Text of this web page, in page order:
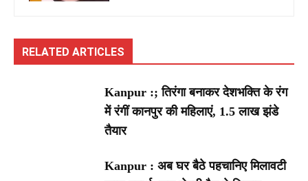
RELATED ARTICLES
Kanpur :; तिरंगा बनाकर देशभक्ति के रंग
में रंगीं कानपुर की महिलाएं, 1.5 लाख झंडे
तैयार
Kanpur : अब घर बैठे पहचानिए मिलावटी